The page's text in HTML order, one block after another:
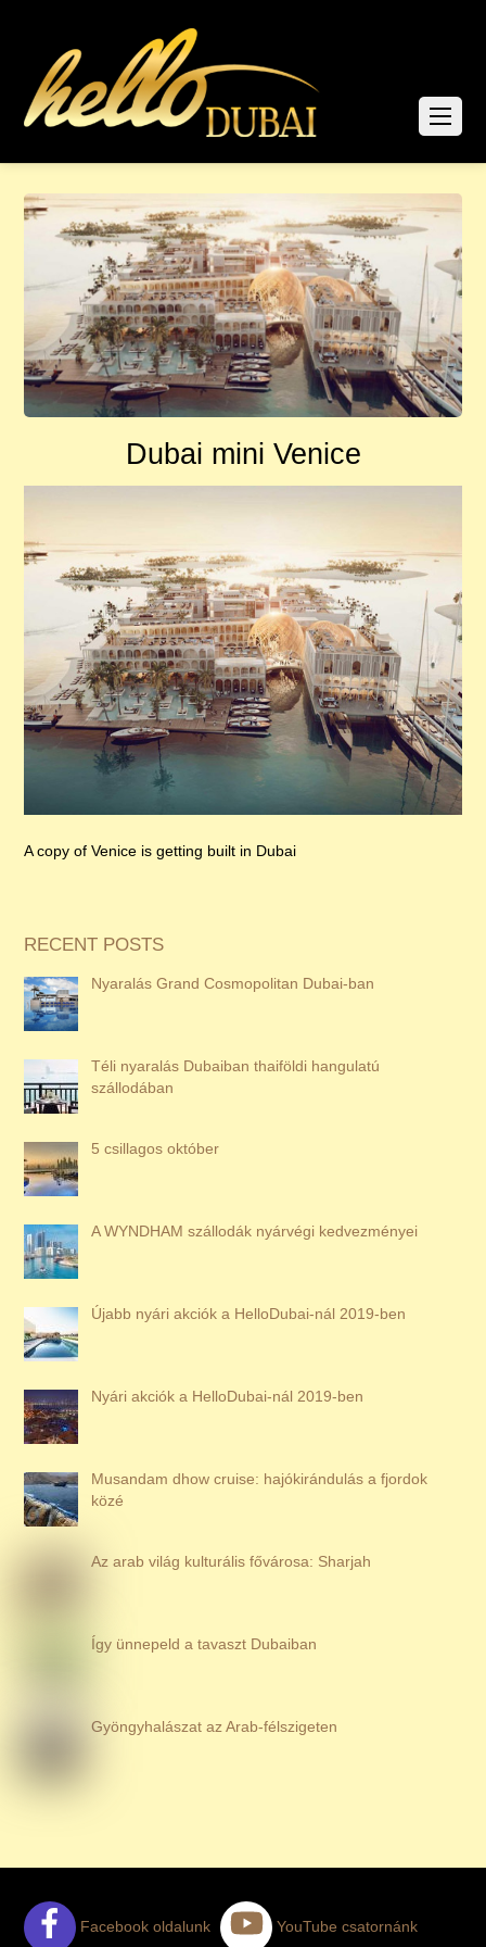
Dubai mini Venice
A copy of Venice is getting built in Dubai
RECENT POSTS
Nyaralás Grand Cosmopolitan Dubai-ban
Téli nyaralás Dubaiban thaiföldi hangulatú
szállodában
5 csillagos október
A WYNDHAM szállodák nyárvégi kedvezményei
Újabb nyári akciók a HelloDubai-nál 2019-ben
Nyári akciók a HelloDubai-nál 2019-ben
Musandam dhow cruise: hajókirándulás a fjordok
közé
Az arab világ kulturális fővárosa: Sharjah
Így ünnepeld a tavaszt Dubaiban
Gyöngyhalászat az Arab-félszigeten
Facebook oldalunk YouTube csatornánk